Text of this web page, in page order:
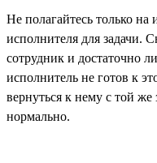
Не полагайтесь только
исполнителя для задачи.
сотрудник и достаточно
исполнитель не готов к
вернуться к нему с той же
нормально.